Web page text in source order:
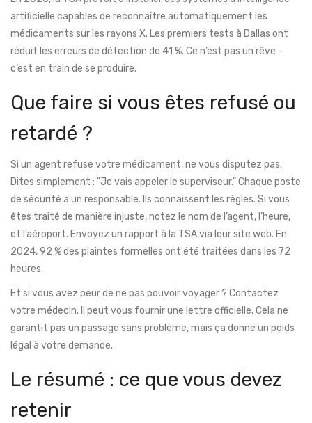
artificielle capables de reconnaître automatiquement les
médicaments sur les rayons X. Les premiers tests à Dallas ont
réduit les erreurs de détection de 41 %. Ce n’est pas un rêve -
c’est en train de se produire.
Que faire si vous êtes refusé ou
retardé ?
Si un agent refuse votre médicament, ne vous disputez pas.
Dites simplement : "Je vais appeler le superviseur." Chaque poste
de sécurité a un responsable. Ils connaissent les règles. Si vous
êtes traité de manière injuste, notez le nom de l’agent, l’heure,
et l’aéroport. Envoyez un rapport à la TSA via leur site web. En
2024, 92 % des plaintes formelles ont été traitées dans les 72
heures.
Et si vous avez peur de ne pas pouvoir voyager ? Contactez
votre médecin. Il peut vous fournir une lettre officielle. Cela ne
garantit pas un passage sans problème, mais ça donne un poids
légal à votre demande.
Le résumé : ce que vous devez
retenir